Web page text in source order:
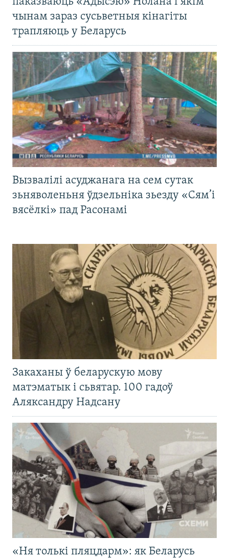
чынам зараз сусьветныя кінагіты
трапляюць у Беларусь
Вызвалілі асуджанага на сем сутак
зьняволеньня ўдзельніка зьезду «Сям’і
вясёлкі» пад Расонамі
Закаханы ў беларускую мову
матэматык і сьвятар. 100 гадоў
Аляксандру Надсану
«Ня толькі пляцдарм»: як Беларусь